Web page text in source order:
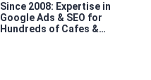
Since 2008: Expertise in
Google Ads & SEO for
Hundreds of Cafes &